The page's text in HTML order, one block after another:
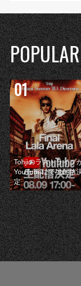
POPULAR
Tohjiのラストライブ
YouTubeにて生配信
定